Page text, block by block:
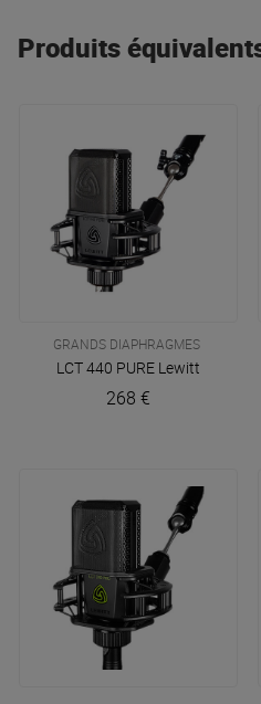
Produits
GRANDS DIAPHRAGMES
LCT 440 PURE Lewitt
268 €